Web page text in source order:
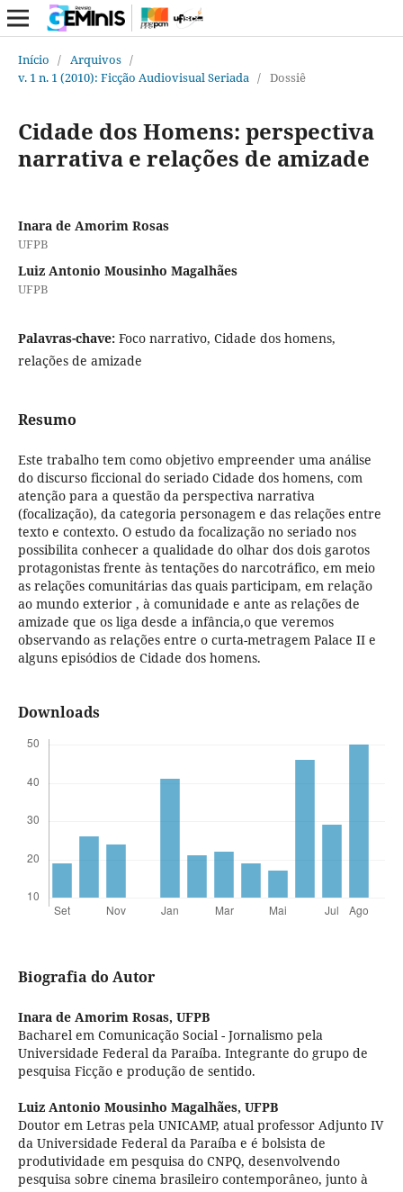
Início / Arquivos /
v. 1 n. 1 (2010): Ficção Audiovisual Seriada / Dossiê
Cidade dos Homens: perspectiva
narrativa e relações de amizade
Inara de Amorim Rosas
UFPB
Luiz Antonio Mousinho Magalhães
UFPB
Palavras-chave: Foco narrativo, Cidade dos homens,
relações de amizade
Resumo
Este trabalho tem como objetivo empreender uma análise
do discurso ficcional do seriado Cidade dos homens, com
atenção para a questão da perspectiva narrativa
(focalização), da categoria personagem e das relações entre
texto e contexto. O estudo da focalização no seriado nos
possibilita conhecer a qualidade do olhar dos dois garotos
protagonistas frente às tentações do narcotráfico, em meio
as relações comunitárias das quais participam, em relação
ao mundo exterior , à comunidade e ante as relações de
amizade que os liga desde a infância,o que veremos
observando as relações entre o curta-metragem Palace II e
alguns episódios de Cidade dos homens.
Downloads
Biografia do Autor
Inara de Amorim Rosas, UFPB
Bacharel em Comunicação Social - Jornalismo pela
Universidade Federal da Paraíba. Integrante do grupo de
pesquisa Ficção e produção de sentido.
Luiz Antonio Mousinho Magalhães, UFPB
Doutor em Letras pela UNICAMP, atual professor Adjunto IV
da Universidade Federal da Paraíba e é bolsista de
produtividade em pesquisa do CNPQ, desenvolvendo
pesquisa sobre cinema brasileiro contemporâneo, junto à